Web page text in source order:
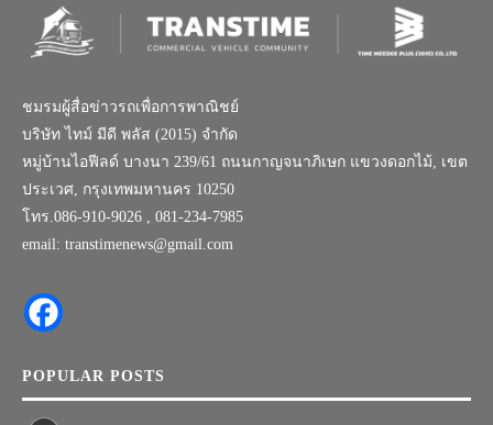
ชมรมผู้สื่อข่าวรถเพื่อการพาณิชย์
บริษัท ไทม์ มีดี พลัส (2015) จำกัด
หมู่บ้านไอฟีลด์ บางนา 239/61 ถนนกาญจนาภิเษก แขวงดอกไม้, เขต
ประเวศ, กรุงเทพมหานคร 10250
โทร.086-910-9026 , 081-234-7985
email: transtimenews@gmail.com
POPULAR POSTS